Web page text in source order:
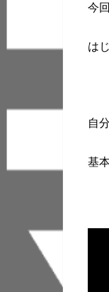
今
は
自
基